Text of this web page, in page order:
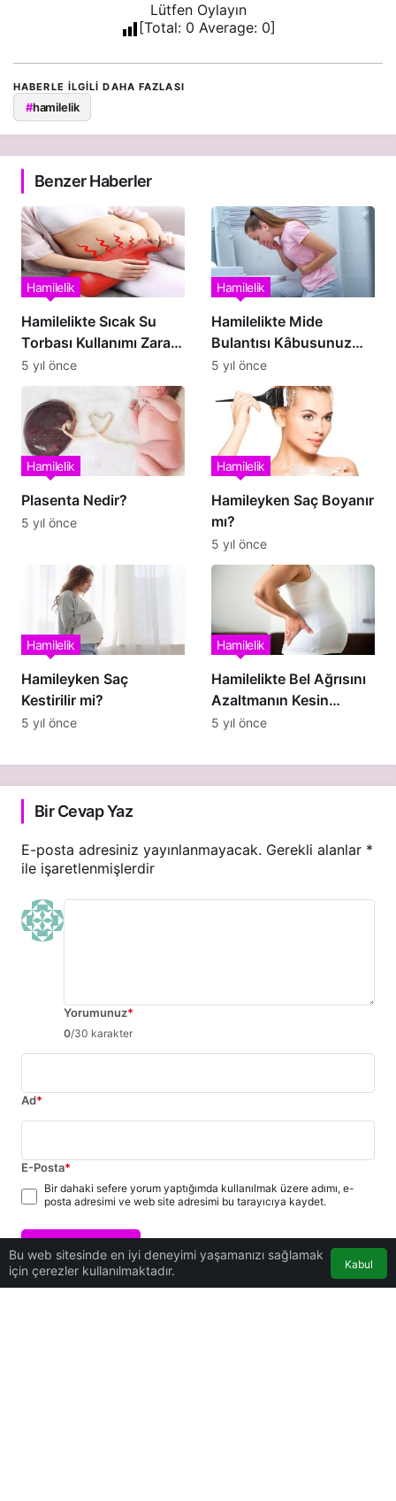
Lütfen Oylayın
[Total: 0 Average: 0]
HABERLE ILGILI DAHA FAZLASI
#hamilelik
Benzer Haberler
Hamilelikte Sıcak Su
Torbası Kullanımı Zararlı
mıdır?
Hamilelik
5 yıl önce
Hamilelikte Mide
Bulantısı Kâbusunuz
Olmasın
Hamilelik
5 yıl önce
Plasenta Nedir?
Hamilelik
5 yıl önce
Hamileyken Saç Boyanır
mı?
Hamilelik
5 yıl önce
Hamileyken Saç
Kestirilir mi?
Hamilelik
5 yıl önce
Hamilelikte Bel Ağrısını
Azaltmanın Kesin
Yolları
Hamilelik
5 yıl önce
Bir Cevap Yaz
E-posta adresiniz yayınlanmayacak. Gerekli alanlar *
ile işaretlenmişlerdir
Yorumunuz*
0/30 karakter
Ad*
E-Posta*
Bir dahaki sefere yorum yaptığımda kullanılmak üzere adımı, e-
posta adresimi ve web site adresimi bu tarayıcıya kaydet.
Yorum Gönder
Bu web sitesinde en iyi deneyimi yaşamanızı sağlamak
için çerezler kullanılmaktadır.
Kabul